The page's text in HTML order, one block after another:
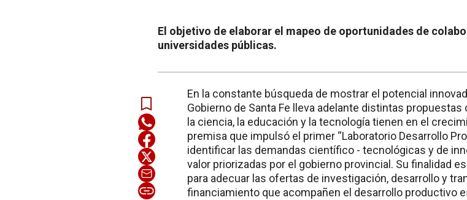
El objetivo de elaborar el mapeo de oportunidades de
universidades públicas.
En la constante búsqueda de mostrar el potencial
Gobierno de Santa Fe lleva adelante distintas
la ciencia, la educación y la tecnología tienen en el
premisa que impulsó el primer “Laboratorio Desarrollo
identificar las demandas científico - tecnológicas y de
valor priorizadas por el gobierno provincial. Su finalidad
para adecuar las ofertas de investigación, desarrollo y
financiamiento que acompañen el desarrollo productivo